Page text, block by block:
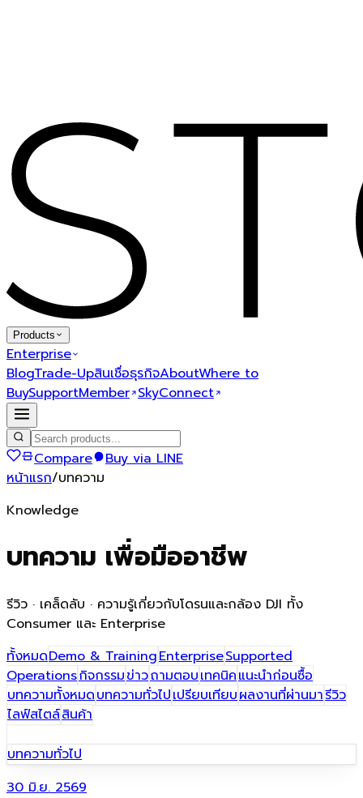
Products
Enterprise
BlogTrade-Upสินเชื่อธุรกิจAboutWhere to
BuySupportMember SkyConnect
Compare
Buy via LINE
หน้าแรก/บทความ
Knowledge
บทความ เพื่อมืออาชีพ
รีวิว · เคล็ดลับ · ความรู้เกี่ยวกับโดรนและกล้อง DJI ทั้ง
Consumer และ Enterprise
ทั้งหมดDemo & TrainingEnterpriseSupported
Operationsกิจกรรมข่าวถามตอบเทคนิคแนะนำก่อนซื้อ
บทความทั้งหมดบทความทั่วไปเปรียบเทียบผลงานที่ผ่านมา​รีวิว
ไลฟ์สไตล์สินค้า
บทความทั่วไป
30 มิ.ย. 2569